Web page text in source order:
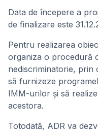
Data de începere a
de finalizare este
Pentru realizarea
organiza o procedură
nediscriminatorie, prin
să furnizeze
IMM-urilor și să
acestora.
Totodată, ADR va